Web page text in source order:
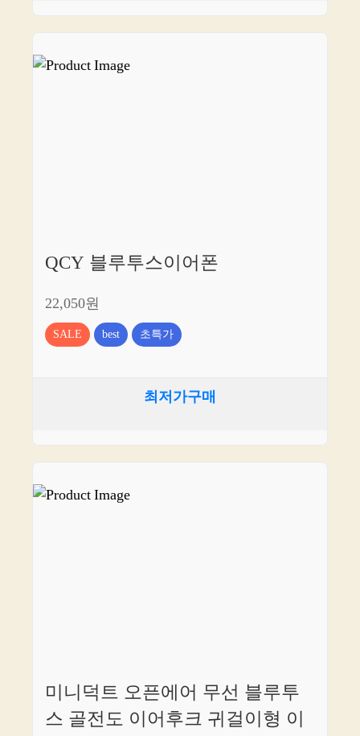
QCY 블루투스이어폰
22,050원
SALE best 초특가
최저가구매
미니덕트 오픈에어 무선 블루투
스 골전도 이어후크 귀걸이형 이